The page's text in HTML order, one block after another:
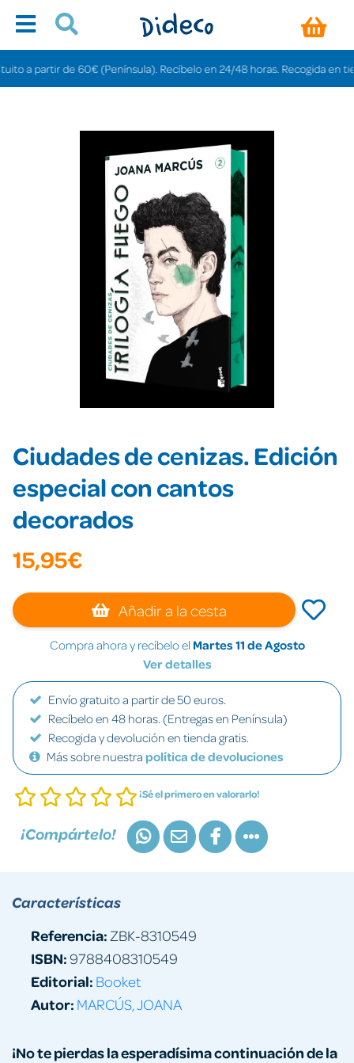
a partir de 60€ (Península). Recíbelo en 24/48 horas. Recogida en
Ciudades de cenizas. Edición
especial con cantos
decorados
15,95€
Añadir a la cesta
Compra ahora y recíbelo el Martes 11 de Agosto
Ver detalles
Envío gratuito a partir de 50 euros.
Recíbelo en 48 horas. (Entregas en Península)
Recogida y devolución en tienda gratis.
Más sobre nuestra política de devoluciones
¡Sé el primero en valorarlo!
¡Compártelo!
¡No te pierdas la esperadísima continuación de la
Características
Referencia: ZBK-8310549
ISBN:9788408310549
Editorial: Booket
Autor: MARCÚS, JOANA